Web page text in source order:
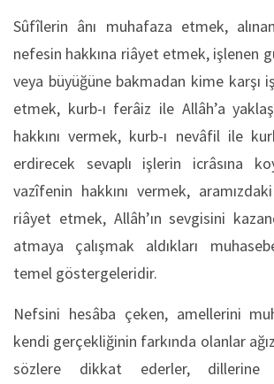
Sûfîlerin ânı muhafaza etmek,
nefesin hakkına riâyet etmek, işlenen
veya büyüğüne bakmadan kime karşı
etmek, kurb-ı ferâiz ile Allâh’a
hakkını vermek, kurb-ı nevâfil ile
erdirecek sevaplı işlerin icrâsına
vazîfenin hakkını vermek,
riâyet etmek, Allâh’ın sevgisini
atmaya çalışmak aldıkları
temel göstergeleridir.
Nefsini hesâba çeken, amellerini
kendi gerçekliğinin farkında olanlar
sözlere dikkat ederler, dillerine